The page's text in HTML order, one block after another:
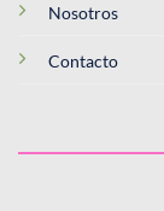
Nosotros
Contacto